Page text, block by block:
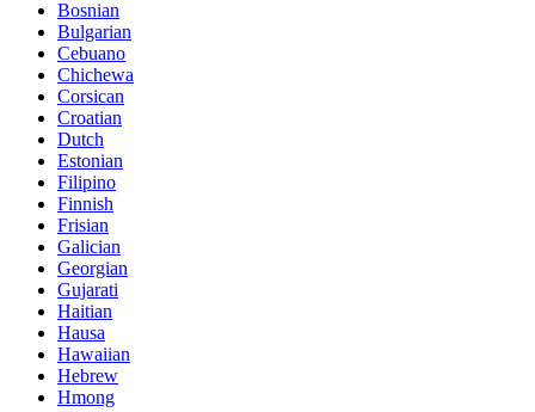
Bosnian
Bulgarian
Cebuano
Chichewa
Corsican
Croatian
Dutch
Estonian
Filipino
Finnish
Frisian
Galician
Georgian
Gujarati
Haitian
Hausa
Hawaiian
Hebrew
Hmong